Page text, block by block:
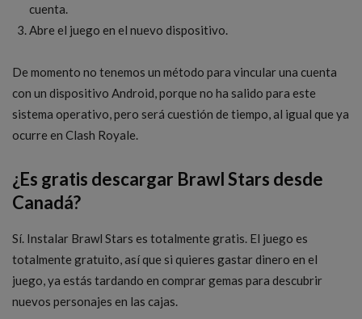
cuenta.
Abre el juego en el nuevo dispositivo.
De momento no tenemos un método para vincular una cuenta
con un dispositivo Android, porque no ha salido para este
sistema operativo, pero será cuestión de tiempo, al igual que ya
ocurre en Clash Royale.
¿Es gratis descargar Brawl Stars desde
Canadá?
Sí. Instalar Brawl Stars es totalmente gratis. El juego es
totalmente gratuito, así que si quieres gastar dinero en el
juego, ya estás tardando en comprar gemas para descubrir
nuevos personajes en las cajas.